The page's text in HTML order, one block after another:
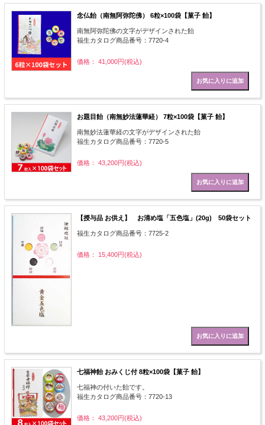
念仏飴（南無阿弥陀佛） 6粒×100袋【菓子 飴】
南無阿弥陀佛の文字がデザインされた飴
福生カタログ商品番号：7720-4
価格： 41,000円(税込)
お題目飴（南無妙法蓮華経） 7粒×100袋【菓子 飴】
南無妙法蓮華経の文字がデザインされた飴
福生カタログ商品番号：7720-5
価格： 43,200円(税込)
【授与品 お供え】 お清め塩「五色塩」(20g) 50袋セット
福生カタログ商品番号：7725-2
価格： 15,400円(税込)
七福神飴 おみくじ付 8粒×100袋【菓子 飴】
七福神の付いた飴です。
福生カタログ商品番号：7720-13
価格： 43,200円(税込)